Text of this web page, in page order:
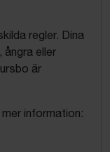
regler. Dina
ångra eller
är
information: